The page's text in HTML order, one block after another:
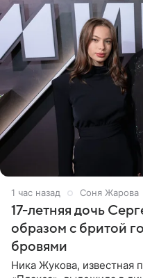
1 час назад Соня Жарова
17-летняя дочь
образом с бритой
бровями
Ника Жукова, известная